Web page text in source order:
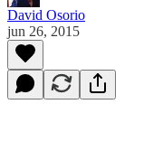
David Osorio
jun 26, 2015